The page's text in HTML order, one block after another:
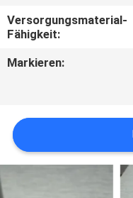
IN
VERBINDUNG
SIE
EIN
ZITAT
Versorgungsmaterial-
Fähigkeit:
Markieren: